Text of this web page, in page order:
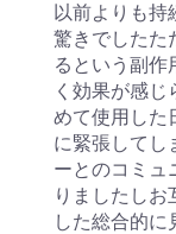
以前よりも持
驚きでしたた
るという副作
く効果が感
めて使用した
に緊張してし
ーとのコミュ
りましたしお
した総合的